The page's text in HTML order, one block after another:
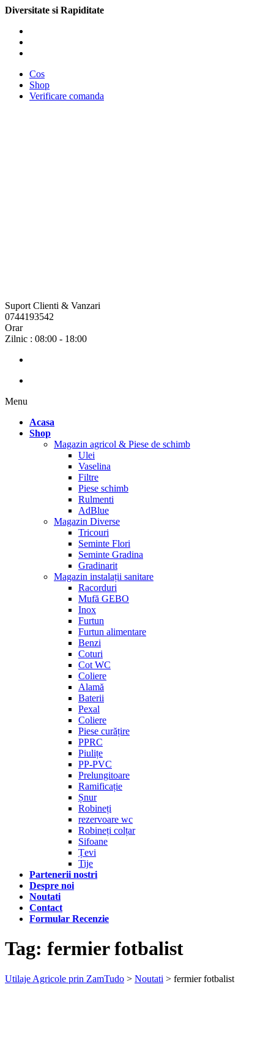
Diversitate si Rapiditate
Cos
Shop
Verificare comanda
Suport Clienti & Vanzari
0744193542
Orar
Zilnic : 08:00 - 18:00
Menu
Acasa
Shop
Magazin agricol & Piese de schimb
Ulei
Vaselina
Filtre
Piese schimb
Rulmenti
AdBlue
Magazin Diverse
Tricouri
Seminte Flori
Seminte Gradina
Gradinarit
Magazin instalații sanitare
Racorduri
Mufă GEBO
Inox
Furtun
Furtun alimentare
Benzi
Coturi
Cot WC
Coliere
Alamă
Baterii
Pexal
Coliere
Piese curățire
PPRC
Piulițe
PP-PVC
Prelungitoare
Ramificație
Șnur
Robineți
rezervoare wc
Robineți colțar
Sifoane
Țevi
Tije
Partenerii nostri
Despre noi
Noutati
Contact
Formular Recenzie
Tag: fermier fotbalist
Utilaje Agricole prin ZamTudo > Noutati > fermier fotbalist